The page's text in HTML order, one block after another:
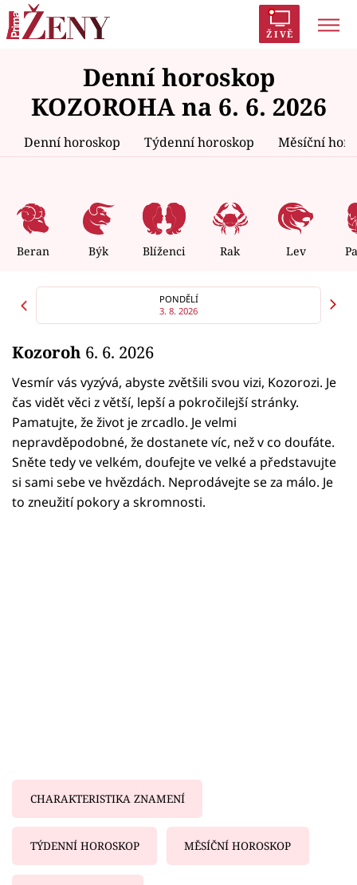
ŽIVĚ
Polabí Inspekce Prostřeno!
AYTO?
Módní alarm
Zrádci Proměny
Témata
Celebrity
Seriály
Horoskopy
Sledujte prima+
Filmový festival Karlovy Vary
Pořady
Denní horoskop
KOZOROHA na 6. 6. 2026
Denní horoskop Týdenní horoskop Měsíční
Beran Býk Blíženci Rak Lev
PONDĚLÍ
3. 8. 2026
Kozoroh 6. 6. 2026
Vesmír vás vyzývá, abyste zvětšili svou vizi, Kozorozi. Je
čas vidět věci z větší, lepší a pokročilejší stránky.
Pamatujte, že život je zrcadlo. Je velmi
nepravděpodobné, že dostanete víc, než v co doufáte.
Sněte tedy ve velkém, doufejte ve velké a představujte
si sami sebe ve hvězdách. Neprodávejte se za málo. Je
to zneužití pokory a skromnosti.
CHARAKTERISTIKA ZNAMENÍ
TÝDENNÍ HOROSKOP MĚSÍČNÍ HOROSKOP